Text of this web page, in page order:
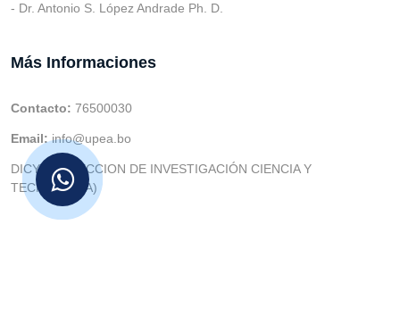
- Dr. Antonio S. López Andrade Ph. D.
Más Informaciones
Contacto: 76500030
Email:info@upea.bo
DICYT (DIRECCION DE INVESTIGACIÓN CIENCIA Y
TECNOLOGIA)